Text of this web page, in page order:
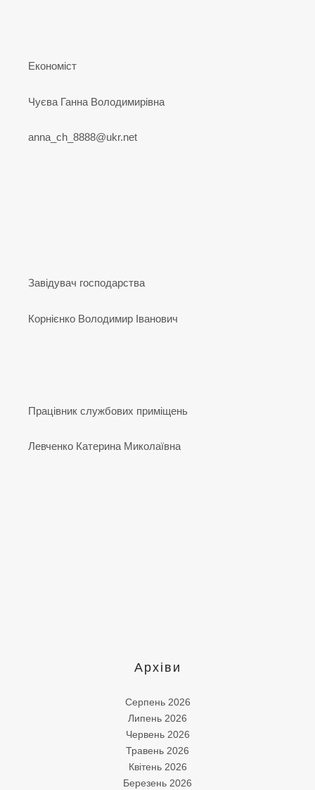
Економіст
Чуєва Ганна Володимирівна
anna_ch_8888@ukr.net
Завідувач господарства
Корнієнко Володимир Іванович
Працівник службових приміщень
Левченко Катерина Миколаївна
Архіви
Серпень 2026
Липень 2026
Червень 2026
Травень 2026
Квітень 2026
Березень 2026